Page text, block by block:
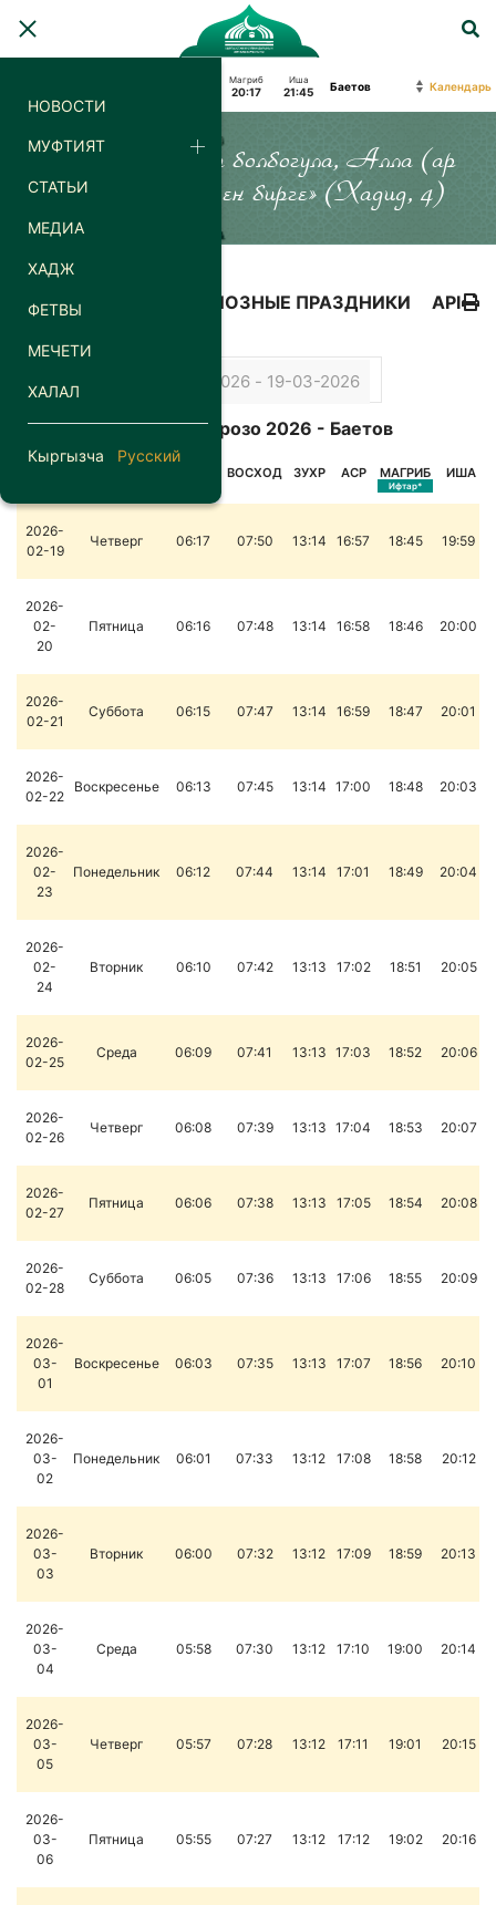
НОВОСТИ
МУФТИЯТ
СТАТЬИ
МЕДИА
ХАДЖ
ФЕТВЫ
МЕЧЕТИ
ХАЛАЛ
Кыргызча Русский
Магриб
20:17
Иша
21:45 Календарь
«Силер кайда гана болбогула, Алла (ар
дайым) силер менен бирге» (Хадид, 4)
КАЛЕНДАРЬ РЕЛИГИОЗНЫЕ ПРАЗДНИКИ API
Календарь Орозо 2026 - Баетов
ВОСХОД ЗУХР АСР МАГРИБ
Ифтар*
ИША
2026-
02-19
Четверг 06:17 07:50 13:14 16:57 18:45 19:59
2026-
02-
20
Пятница 06:16 07:48 13:14 16:58 18:46 20:00
2026-
02-21
Суббота 06:15 07:47 13:14 16:59 18:47 20:01
2026-
02-22
Воскресенье 06:13 07:45 13:14 17:00 18:48 20:03
2026-
02-
23
Понедельник 06:12 07:44 13:14 17:01 18:49 20:04
2026-
02-
24
Вторник 06:10 07:42 13:13 17:02 18:51 20:05
2026-
02-25
Среда 06:09 07:41 13:13 17:03 18:52 20:06
2026-
02-26
Четверг 06:08 07:39 13:13 17:04 18:53 20:07
2026-
02-27
Пятница 06:06 07:38 13:13 17:05 18:54 20:08
2026-
02-28
Суббота 06:05 07:36 13:13 17:06 18:55 20:09
2026-
03-
01
Воскресенье 06:03 07:35 13:13 17:07 18:56 20:10
2026-
03-
02
Понедельник 06:01 07:33 13:12 17:08 18:58 20:12
2026-
03-
03
Вторник 06:00 07:32 13:12 17:09 18:59 20:13
2026-
03-
04
Среда 05:58 07:30 13:12 17:10 19:00 20:14
2026-
03-
05
Четверг 05:57 07:28 13:12 17:11 19:01 20:15
2026-
03-
06
Пятница 05:55 07:27 13:12 17:12 19:02 20:16